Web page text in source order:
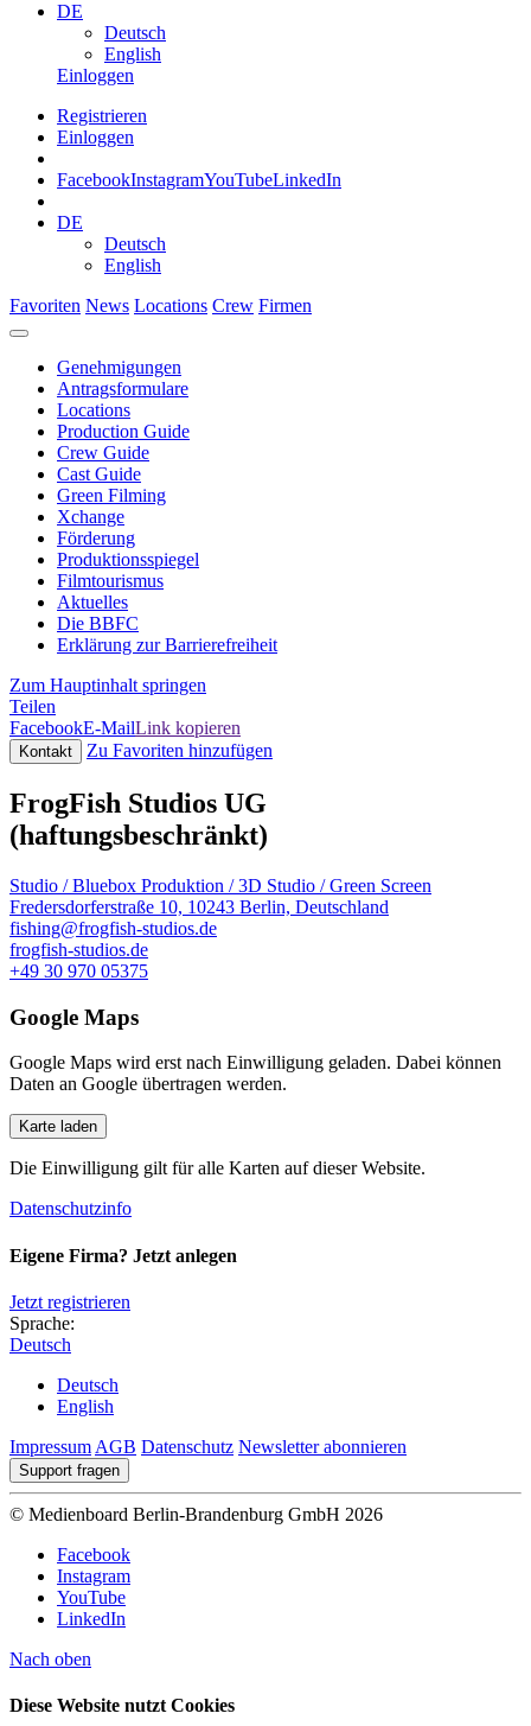
DE
Deutsch
English
Einloggen
Registrieren
Einloggen
FacebookInstagramYouTubeLinkedIn
DE
Deutsch
English
Favoriten News Locations Crew Firmen
Genehmigungen
Antragsformulare
Locations
Production Guide
Crew Guide
Cast Guide
Green Filming
Xchange
Förderung
Produktionsspiegel
Filmtourismus
Aktuelles
Die BBFC
Erklärung zur Barrierefreiheit
Zum Hauptinhalt springen
Teilen
FacebookE-MailLink kopieren
Kontakt Zu Favoriten hinzufügen
FrogFish Studios UG
(haftungsbeschränkt)
Studio / Bluebox Produktion / 3D Studio / Green Screen
Fredersdorferstraße 10, 10243 Berlin, Deutschland
fishing@frogfish-studios.de
frogfish-studios.de
+49 30 970 05375
Google Maps
Google Maps wird erst nach Einwilligung geladen. Dabei können
Daten an Google übertragen werden.
Karte laden
Die Einwilligung gilt für alle Karten auf dieser Website.
Datenschutzinfo
Eigene Firma? Jetzt anlegen
Jetzt registrieren
Sprache:
Deutsch
Deutsch
English
Impressum AGB Datenschutz Newsletter abonnieren
Support fragen
© Medienboard Berlin-Brandenburg GmbH 2026
Facebook
Instagram
YouTube
LinkedIn
Nach oben
Diese Website nutzt Cookies